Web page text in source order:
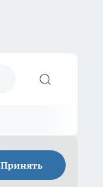
Принять